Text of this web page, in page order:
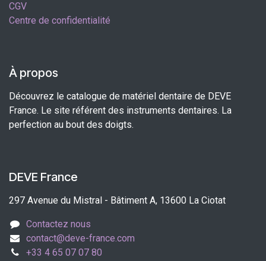
CGV
Centre de confidentialité
À propos
Découvrez le catalogue de matériel dentaire de DEVE
France. Le site référent des instruments dentaires. La
perfection au bout des doigts.
DEVE France
297 Avenue du Mistral - Bâtiment A, 13600 La Ciotat
Contactez nous
contact@deve-france.com
+33 4 65 07 07 80